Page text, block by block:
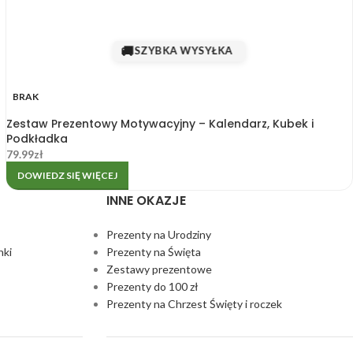
🚚SZYBKA WYSYŁKA
BRAK
Zestaw Prezentowy Motywacyjny – Kalendarz, Kubek i
Podkładka
79.99zł
DOWIEDZ SIĘ WIĘCEJ
INNE OKAZJE
Prezenty na Urodziny
Prezenty na Święta
Zestawy prezentowe
Prezenty do 100 zł
Prezenty na Chrzest Święty i roczek